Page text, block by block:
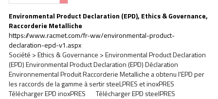
Environmental Product Declaration (EPD), Ethics & Governance,
Raccorderie Metalliche
https://www.racmet.com/fr-ww/environmental-product-
declaration-epd-v1.aspx
Société > Ethics & Governance > Environmental Product Declaration
(EPD) Environmental Product Declaration (EPD) Déclaration
Environnemental Produit Raccorderie Metalliche a obtenu l'EPD per
les raccords de la gamme à sertir steeLPRES et inoxPRES
Télécharger EPD inoxPRES Télécharger EPD steelPRES